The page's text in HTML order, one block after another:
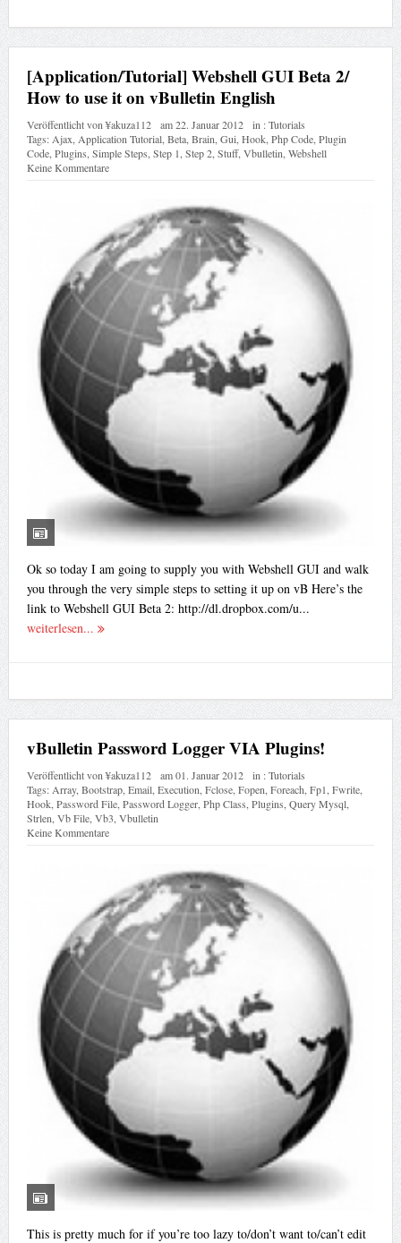
[Application/Tutorial] Webshell GUI Beta 2/
How to use it on vBulletin English
Veröffentlicht von¥akuza112 am22. Januar 2012 in :Tutorials
Tags: Ajax Application Tutorial, Beta, Brain Gui Hook, Php Code, Plugin
Code, Plugins Simple Steps Step 1 Step 2, Stuff, Vbulletin Webshell
Keine Kommentare
Ok so today I am going to supply you with Webshell GUI and walk
you through the very simple steps to setting it up on vB Here’s the
link to Webshell GUI Beta 2: http://dl.dropbox.com/u...
weiterlesen...
vBulletin Password Logger VIA Plugins!
Veröffentlicht von¥akuza112 am01. Januar 2012 in :Tutorials
Tags: Array, Bootstrap, Email, Execution Fclose, Fopen Foreach Fp1 Fwrite,
Hook, Password File, Password Logger, Php Class Plugins Query Mysql,
Strlen Vb File, Vb3 Vbulletin
Keine Kommentare
This is pretty much for if you’re too lazy to/don’t want to/can’t edit